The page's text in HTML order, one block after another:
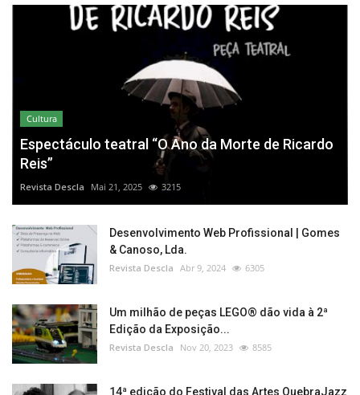
Cultura
Espectáculo teatral “O Ano da Morte de Ricardo
Reis”
Revista Descla Mai 21, 2025 3215
Desenvolvimento Web Profissional | Gomes
& Canoso, Lda.
Revista Descla Abr 9, 2024 6305
Um milhão de peças LEGO® dão vida à 2ª
Edição da Exposição...
Revista Descla Nov 20, 2023 8585
14ª edição do Festival das Artes QuebraJazz